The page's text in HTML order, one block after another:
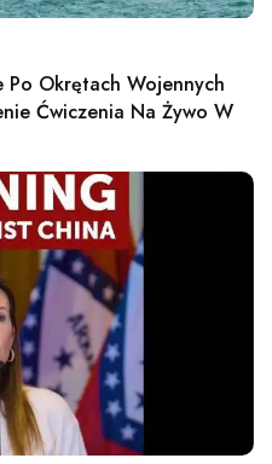
Po Okrętach Wojennych
Ćwiczenia Na Żywo W